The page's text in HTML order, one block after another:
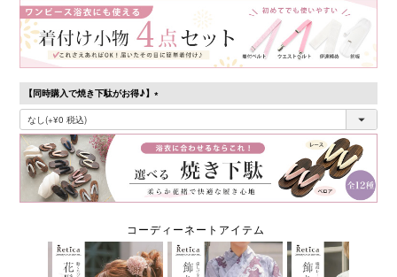
【同時購入で焼き下駄がお得♪】
(必